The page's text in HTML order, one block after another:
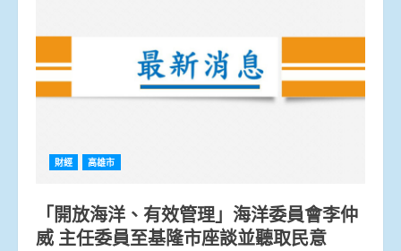
財經 高雄市
「開放海洋、有效管理」海洋委員會李仲
威 主任委員至基隆市座談並聽取民意